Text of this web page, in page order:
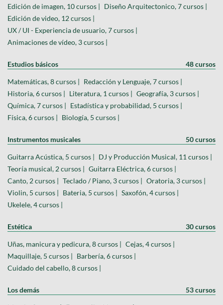
Edición de imagen, 10 cursos | Diseño Arquitectonico, 7 cursos |
Edición de video, 12 cursos |
UX / UI - Experiencia de usuario, 7 cursos |
Animaciones de vídeo, 3 cursos |
Estudios básicos 48 cursos
Matemáticas, 8 cursos | Redacción y Lenguaje, 7 cursos |
Historia, 6 cursos | Literatura, 1 cursos | Geografía, 3 cursos |
Química, 7 cursos | Estadística y probabilidad, 5 cursos |
Física, 6 cursos | Biología, 5 cursos |
Instrumentos musicales 50 cursos
Guitarra Acústica, 5 cursos | DJ y Producción Musical, 11 cursos |
Teoría musical, 2 cursos | Guitarra Eléctrica, 6 cursos |
Canto, 2 cursos | Teclado / Piano, 3 cursos | Oratoria, 3 cursos |
Violin, 5 cursos | Bateria, 5 cursos | Saxofón, 4 cursos |
Ukelele, 4 cursos |
Estética 30 cursos
Uñas, manicura y pedicura, 8 cursos | Cejas, 4 cursos |
Maquillaje, 5 cursos | Barbería, 6 cursos |
Cuidado del cabello, 8 cursos |
Los demás 53 cursos